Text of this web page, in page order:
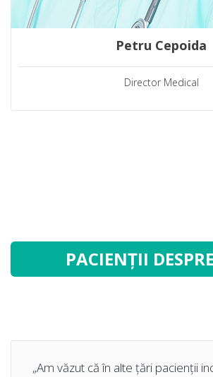
Petru Cepoida
Director Medical
PACIENȚII
„Am văzut că în alte țări pacienții